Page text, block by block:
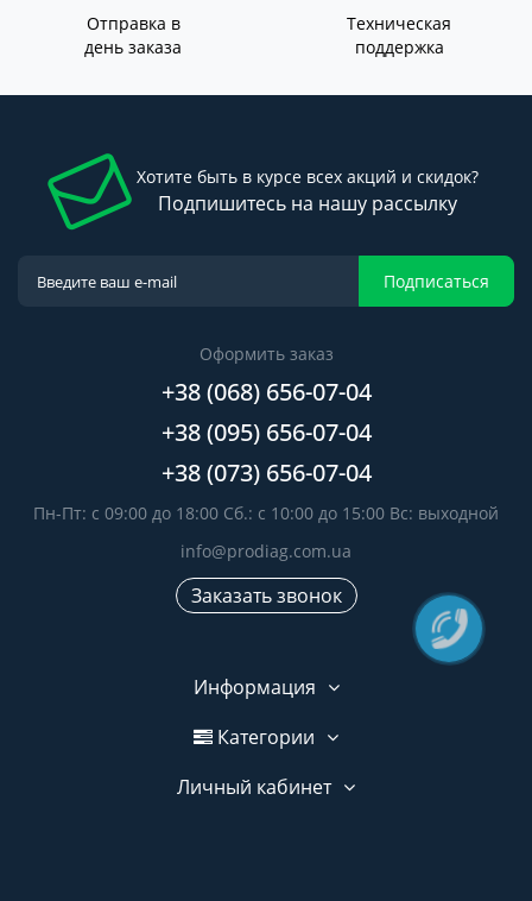
Отправка в
день заказа
Техническая
поддержка
Хотите быть в курсе всех акций и скидок?
Подпишитесь на нашу рассылку
Подписаться
Оформить заказ
+38 (068) 656-07-04
+38 (095) 656-07-04
+38 (073) 656-07-04
Пн-Пт: с 09:00 до 18:00 Сб.: с 10:00 до 15:00 Вс: выходной
info@prodiag.com.ua
Заказать звонок
Информация
Категории
Личный кабинет